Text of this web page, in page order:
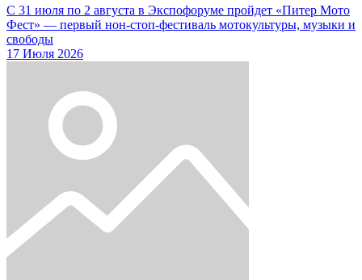
С 31 июля по 2 августа в Экспофоруме пройдет «Питер Мото
Фест» — первый нон-стоп-фестиваль мотокультуры, музыки и
свободы
17 Июля 2026